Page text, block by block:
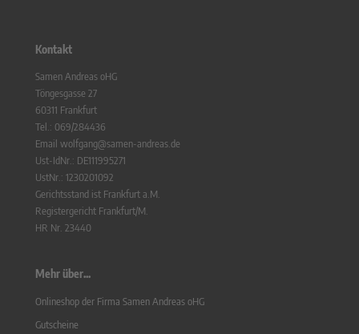
Kontakt
Samen Andreas oHG
Töngesgasse 27
60311 Frankfurt
Tel.: 069/284436
Email wolfgang@samen-andreas.de
Ust-IdNr.: DE111995271
UstNr.: 1230201092
Gerichtsstand ist Frankfurt a.M.
Registergericht Frankfurt/M.
HR Nr. 23440
Mehr über...
Onlineshop der Firma Samen Andreas oHG
Gutscheine